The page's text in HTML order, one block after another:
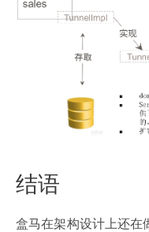
结语
盒马在架构设计上还在